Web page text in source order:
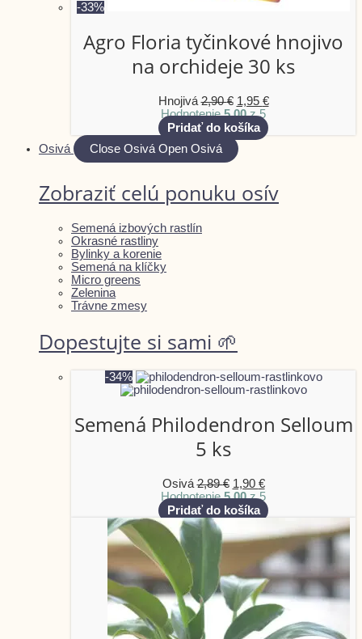
-33%
Agro Floria tyčinkové hnojivo
na orchideje 30 ks
Hnojivá2,90€ 1,95 €
Hodnotenie5.00z 5
Pridať do košíka
Osivá
Close Osivá Open Osivá
Zobraziť celú ponuku osív
Semená izbových rastlín
Okrasné rastliny
Bylinky a korenie
Semená na klíčky
Micro greens
Zelenina
Trávne zmesy
Dopestujte si sami 🌱
-34%
Semená Philodendron Selloum
5 ks
Osivá2,89€ 1,90 €
Hodnotenie5.00z 5
Pridať do košíka